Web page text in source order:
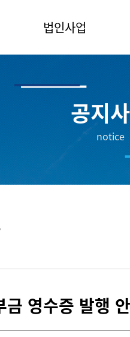
법인사업
해양정책연구소
해양리더아카데미
공지
notice
금 영수증 발행